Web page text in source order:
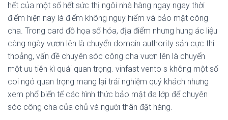
hết của một số hết sức thị ngôi nhà hàng ngay ngay thời
điểm hiện nay là điểm không nguy hiểm và bảo mật công
cha. Trong card đồ họa số hóa, địa điểm nhưng hung ác liệu
càng ngày vươn lên là chuyển domain authority sản cực thi
thoảng, vấn đề chuyên sóc công cha vươn lên là chuyển
một ưu tiên kì quái quan trọng. vinfast vento s không một số
coi ngó quan trọng mang lại trải nghiệm quý khách nhưng
xem phổ biến tế các hình thức bảo mật đa lớp để chuyên
sóc công cha của chủ và người thân đặt hàng.